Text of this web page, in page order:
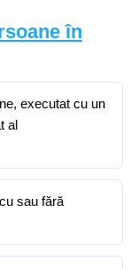
în
executat cu un
al
sau fără